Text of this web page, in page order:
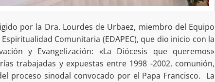
por la Dra. Lourdes de Urbaez, miembro del Equipo
Comunitaria (EDAPEC), que dio inicio con la
y Evangelización: «La Diócesis que queremos»
trabajadas y expuestas entre 1998 -2002, comunión,
proceso sinodal convocado por el Papa Francisco. La